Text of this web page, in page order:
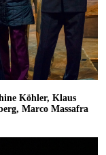
Köhler, Klaus
Marco Massafra